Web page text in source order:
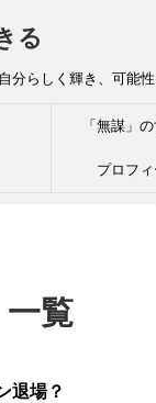
る
らしく輝き、可能
「無謀」
プロフ
一覧
退場？